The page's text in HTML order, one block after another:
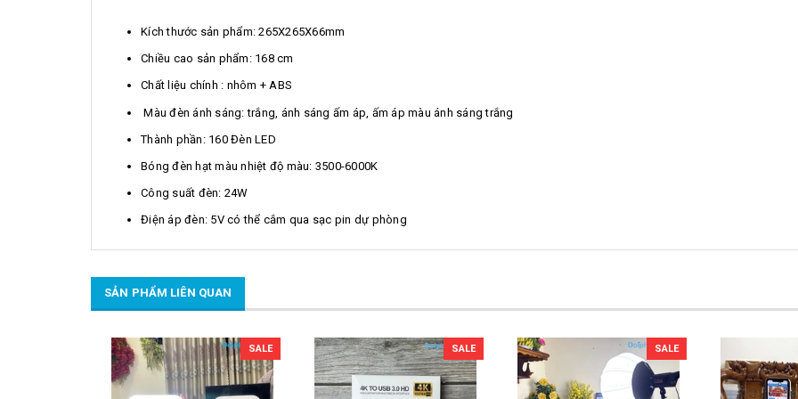
Kích thước sản phẩm: 265X265X66mm
Chiều cao sản phẩm: 168 cm
Chất liệu chính : nhôm + ABS
Màu đèn ánh sáng: trắng, ánh sáng ấm áp, ấm áp màu ánh sáng trắng
Thành phần: 160 Đèn LED
Bóng đèn hạt màu nhiệt độ màu: 3500-6000K
Công suất đèn: 24W
Điện áp đèn: 5V có thể cắm qua sạc pin dự phòng
SẢN PHẨM LIÊN QUAN
SALE SALE